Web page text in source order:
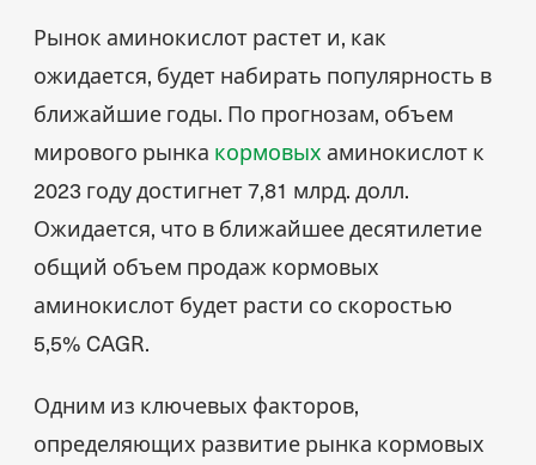
Рынок аминокислот растет и, как
ожидается, будет набирать популярность в
ближайшие годы. По прогнозам, объем
мирового рынка кормовых аминокислот к
2023 году достигнет 7,81 млрд. долл.
Ожидается, что в ближайшее десятилетие
общий объем продаж кормовых
аминокислот будет расти со скоростью
5,5% CAGR.
Одним из ключевых факторов,
определяющих развитие рынка кормовых